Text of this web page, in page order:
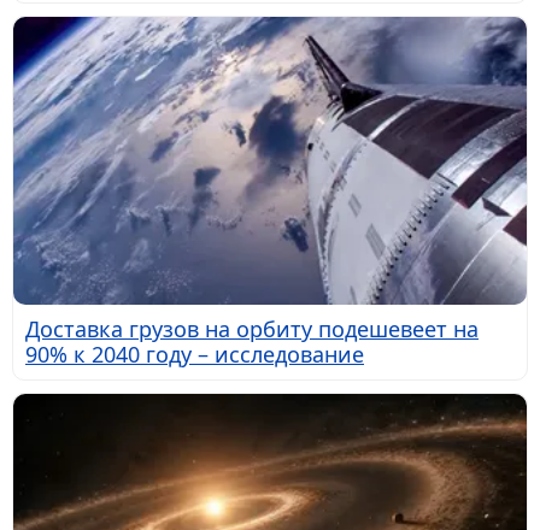
Доставка грузов на орбиту подешевеет на
90% к 2040 году – исследование